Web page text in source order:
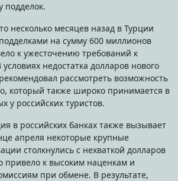
подделок.
несколько месяцев назад в Турции
на сумму 600 миллионов
к ужесточению требований к
условиях недостатка долларов нового
рассмотреть возможность
который также широко принимается в
у российских туристов.
в российских банках также вызывает
апреля некоторые крупные
столкнулись с нехваткой долларов
привело к высоким наценкам и
при обмене. В результате,